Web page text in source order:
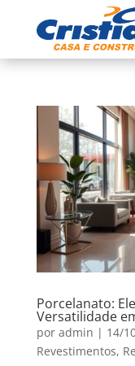
Porcelanato:
Versatilidade
por admin | 14/
Revestimentos,